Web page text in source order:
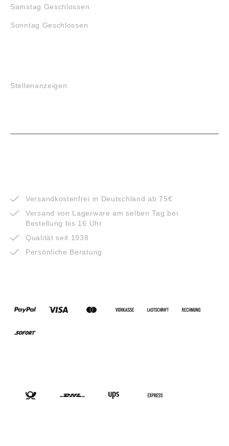
Samstag Geschlossen
Sonntag Geschlossen
Stellenanzeigen
Versandkostenfrei in Deutschland ab 75€
Versand von Lagerware am selben Tag bei
Bestellung bis 16 Uhr
Qualität seit 1938
Persönliche Beratung